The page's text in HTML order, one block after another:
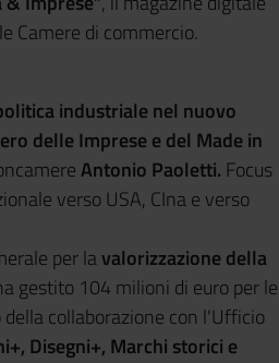
Camere di commercio.
industriale nel nuovo
delle Imprese e del Made in
Antonio Paoletti. Focus
verso USA, CIna e verso
per lavalorizzazione della
gestito 104 milioni di euro per le
collaborazione con l'Ufficio
Disegni+, Marchi storici e